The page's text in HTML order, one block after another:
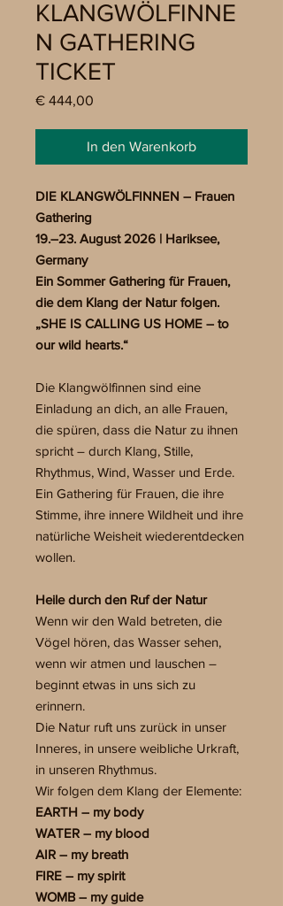
KLANGWÖLFINNE
N GATHERING
TICKET
€ 444,00
In den Warenkorb
DIE KLANGWÖLFINNEN – Frauen
Gathering
19.–23. August 2026 | Hariksee,
Germany
Ein Sommer Gathering für Frauen,
die dem Klang der Natur folgen.
„SHE IS CALLING US HOME – to
our wild hearts.“
Die Klangwölfinnen sind eine
Einladung an dich, an alle Frauen,
die spüren, dass die Natur zu ihnen
spricht – durch Klang, Stille,
Rhythmus, Wind, Wasser und Erde.
Ein Gathering für Frauen, die ihre
Stimme, ihre innere Wildheit und ihre
natürliche Weisheit wiederentdecken
wollen.
Heile durch den Ruf der Natur
Wenn wir den Wald betreten, die
Vögel hören, das Wasser sehen,
wenn wir atmen und lauschen –
beginnt etwas in uns sich zu
erinnern.
Die Natur ruft uns zurück in unser
Inneres, in unsere weibliche Urkraft,
in unseren Rhythmus.
Wir folgen dem Klang der Elemente:
EARTH – my body
WATER – my blood
AIR – my breath
FIRE – my spirit
WOMB – my guide